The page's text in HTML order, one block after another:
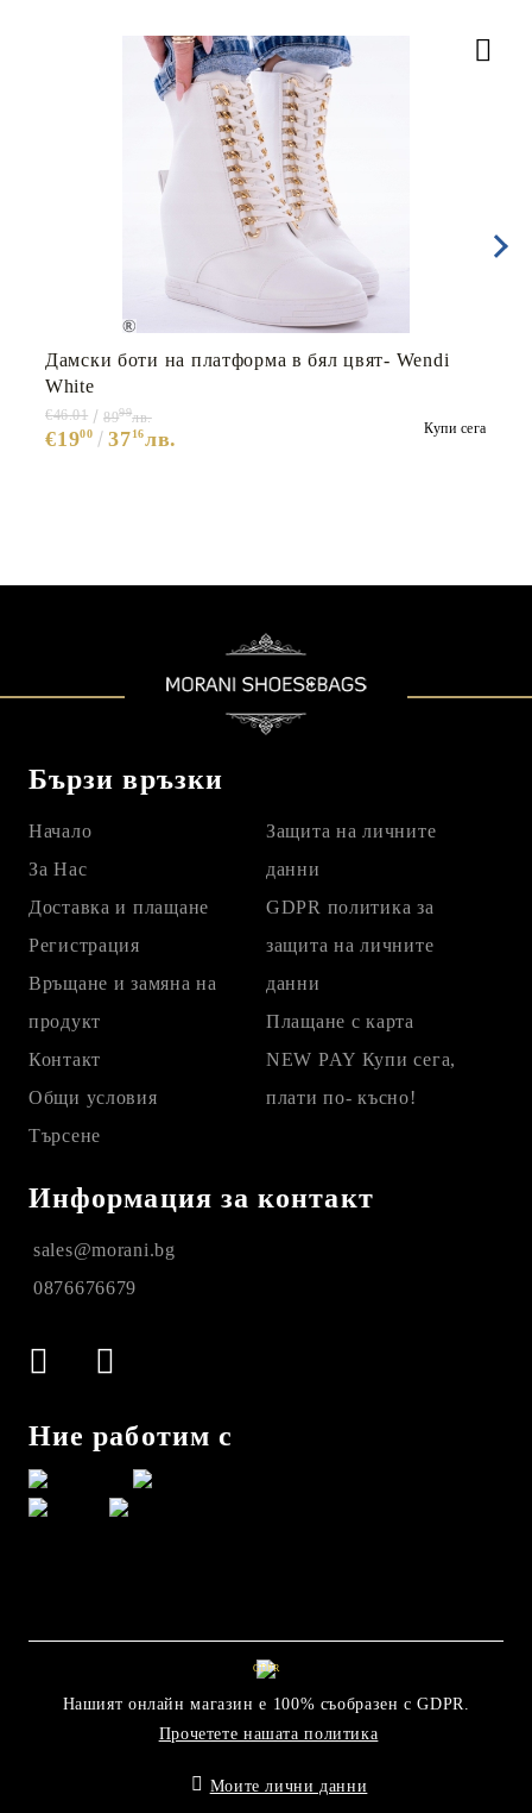
Дамски боти на платформа в бял цвят- Wendi
White
€1900 3716лв.
€46.01 8999лв.
Купи сега
Бързи връзки
Начало
За Нас
Доставка и плащане
Регистрация
Връщане и замяна на
продукт
Контакт
Общи условия
Търсене
Защита на личните
данни
GDPR политика за
защита на личните
данни
Плащане с карта
NEW PAY Купи сега,
плати по- късно!
Информация за контакт
sales@morani.bg
0876676679
Ние работим с
GDPR
Нашият онлайн магазин е 100% съобразен с GDPR.
Прочетете нашата политика
Моите лични данни